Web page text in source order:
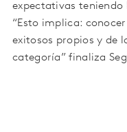
expectativas teniendo
“Esto implica:
exitosos propios y de
categoría” finaliza